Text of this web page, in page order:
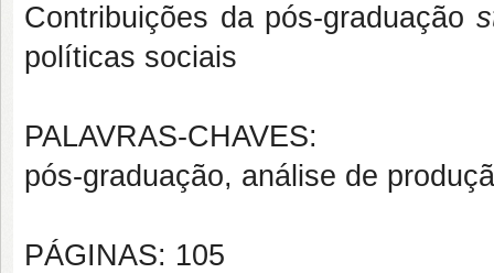
Contribuições da pós-graduação
políticas sociais
PALAVRAS-CHAVES:
pós-graduação, análise de
PÁGINAS: 105